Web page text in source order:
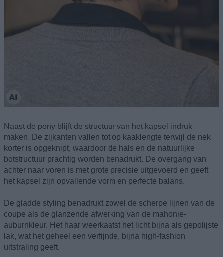
Naast de pony blijft de structuur van het kapsel indruk
maken. De zijkanten vallen tot op kaaklengte terwijl de nek
korter is opgeknipt, waardoor de hals en de natuurlijke
botstructuur prachtig worden benadrukt. De overgang van
achter naar voren is met grote precisie uitgevoerd en geeft
het kapsel zijn opvallende vorm en perfecte balans.
De gladde styling benadrukt zowel de scherpe lijnen van de
coupe als de glanzende afwerking van de mahonie-
auburnkleur. Het haar weerkaatst het licht bijna als gepolijste
lak, wat het geheel een verfijnde, bijna high-fashion
uitstraling geeft.